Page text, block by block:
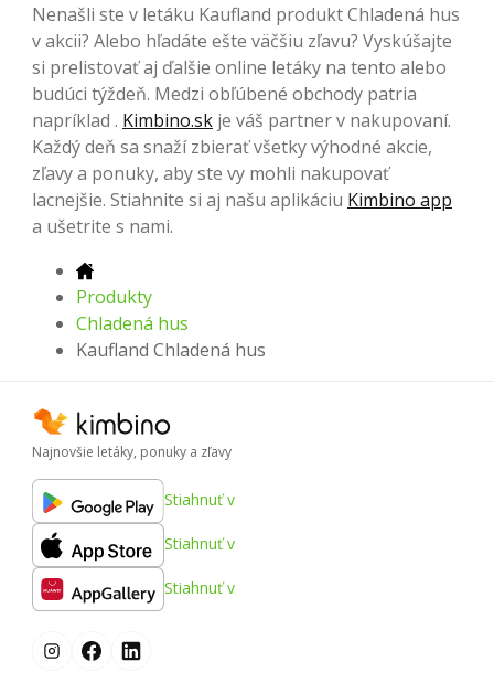
Nenašli ste v letáku Kaufland produkt Chladená hus
v akcii? Alebo hľadáte ešte väčšiu zľavu? Vyskúšajte
si prelistovať aj ďalšie online letáky na tento alebo
budúci týždeň. Medzi obľúbené obchody patria
napríklad . Kimbino.sk je váš partner v nakupovaní.
Každý deň sa snaží zbierať všetky výhodné akcie,
zľavy a ponuky, aby ste vy mohli nakupovať
lacnejšie. Stiahnite si aj našu aplikáciu Kimbino app
a ušetrite s nami.
Produkty
Chladená hus
Kaufland Chladená hus
Najnovšie letáky, ponuky a zľavy
Stiahnuť v
Stiahnuť v
Stiahnuť v